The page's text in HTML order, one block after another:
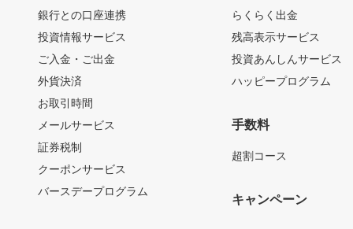
銀行との口座連携
投資情報サービス
ご入金・ご出金
外貨決済
お取引時間
メールサービス
証券税制
クーポンサービス
バースデープログラム
らくらく出金
残高表示サービス
投資あんしんサービス
ハッピープログラム
手数料
超割コース
キャンペーン